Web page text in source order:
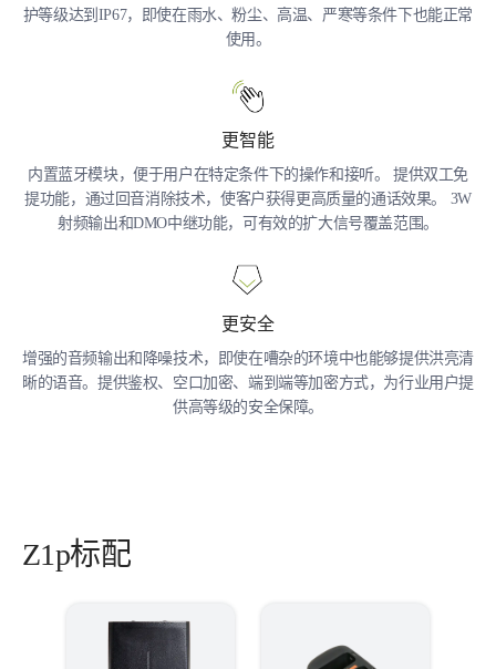
护等级达到IP67，即使在雨水、粉尘、高温、严寒等条件下也能正常
使用。
更智能
内置蓝牙模块，便于用户在特定条件下的操作和接听。 提供双工免
提功能，通过回音消除技术，使客户获得更高质量的通话效果。 3W
射频输出和DMO中继功能，可有效的扩大信号覆盖范围。
更安全
增强的音频输出和降噪技术，即使在嘈杂的环境中也能够提供洪亮清
晰的语音。提供鉴权、空口加密、端到端等加密方式，为行业用户提
供高等级的安全保障。
Z1p标配